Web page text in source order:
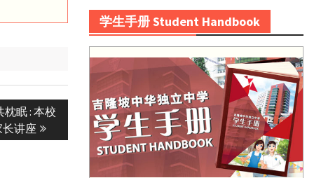
眠 : 本校
讲座
学生手册 Student Handbook